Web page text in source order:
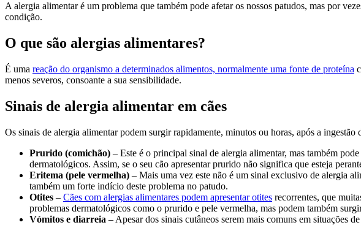
A alergia alimentar é um problema que também pode afetar os nossos patudos, mas por
condição.
O que são alergias alimentares?
É uma reação do organismo a determinados alimentos, normalmente uma fonte de proteína
menos severos, consoante a sua sensibilidade.
Sinais de alergia alimentar em cães
Os sinais de alergia alimentar podem surgir rapidamente, minutos ou horas, após a ingestão
Prurido (comichão) – Este é o principal sinal de alergia alimentar, mas também
dermatológicos. Assim, se o seu cão apresentar prurido não significa que esteja
Eritema (pele vermelha) – Mais uma vez este não é um sinal exclusivo de alergia
também um forte indício deste problema no patudo.
Otites – Cães com alergias alimentares podem apresentar otites recorrentes, que
problemas dermatológicos como o prurido e pele vermelha, mas podem também
Vómitos e diarreia – Apesar dos sinais cutâneos serem mais comuns em situações